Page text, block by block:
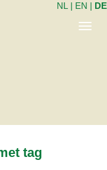
NL | EN | DE
tag